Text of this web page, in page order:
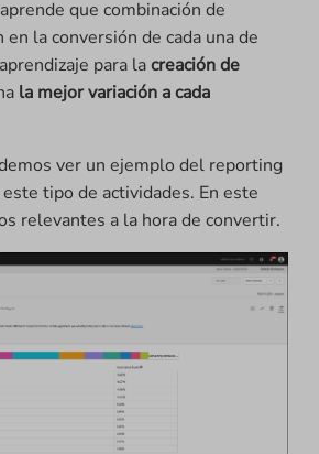
que combinación de
la conversión de cada una de
para lacreación de
la mejor variación a cada
ver un ejemplo del reporting
tipo de actividades. En este
relevantes a la hora de convertir.